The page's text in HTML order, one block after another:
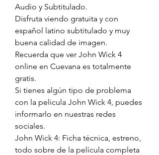
Audio y Subtitulado.
Disfruta viendo gratuita y con
español latino subtitulado y muy
buena calidad de imagen.
Recuerda que ver John Wick 4
online en Cuevana es totalmente
gratis.
Si tienes algún tipo de problema
con la pelicula John Wick 4, puedes
informarlo en nuestras redes
sociales.
John Wick 4: Ficha técnica, estreno,
todo sobre de la película completa